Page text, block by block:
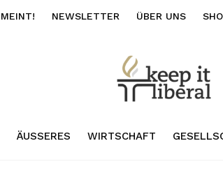
MEINT! NEWSLETTER ÜBER UNS
ÄUSSERES WIRTSCHAFT